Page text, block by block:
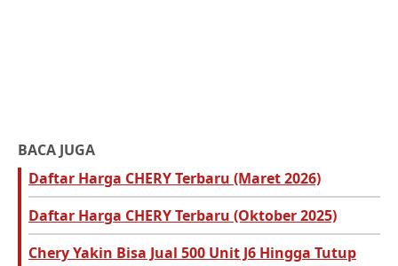
BACA JUGA
Daftar Harga CHERY Terbaru (Maret 2026)
Daftar Harga CHERY Terbaru (Oktober 2025)
Chery Yakin Bisa Jual 500 Unit J6 Hingga Tutup